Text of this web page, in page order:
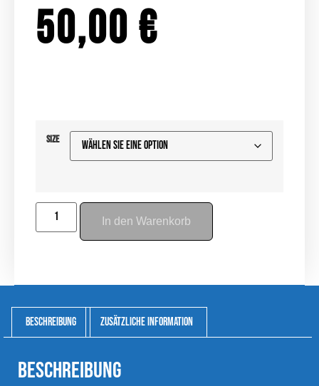
50,00 €
Size
In den Warenkorb
Beschreibung Zusätzliche Information
Beschreibung